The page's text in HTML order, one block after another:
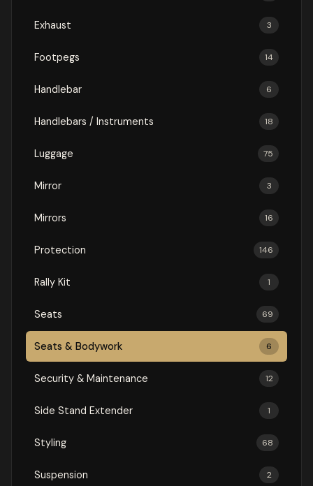
Exhaust 3
Footpegs 14
Handlebar 6
Handlebars / Instruments 18
Luggage 75
Mirror 3
Mirrors 16
Protection 146
Rally Kit 1
Seats 69
Seats & Bodywork 6
Security & Maintenance 12
Side Stand Extender 1
Styling 68
Suspension 2